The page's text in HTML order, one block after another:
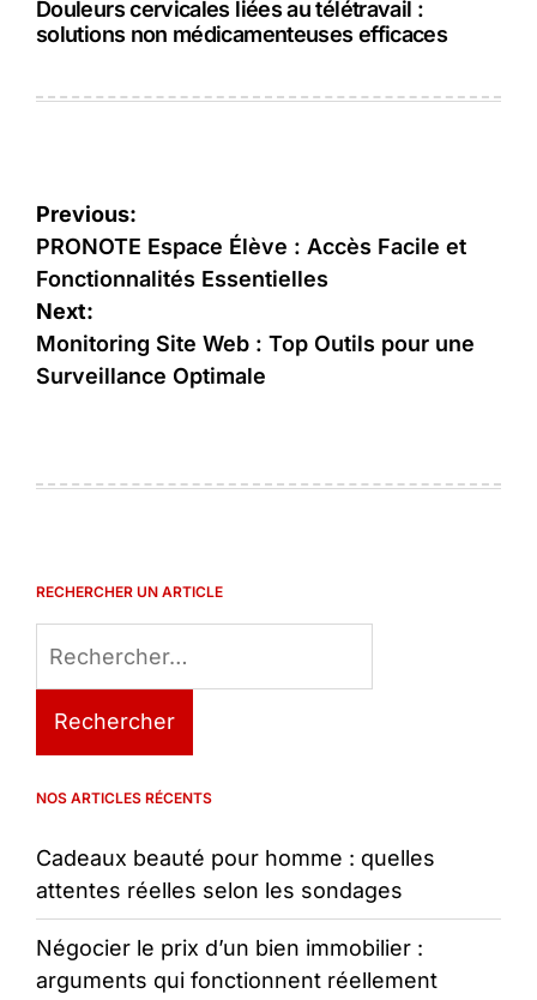
Douleurs cervicales liées au télétravail :
solutions non médicamenteuses efficaces
Navigation
de
l’article
Previous:
PRONOTE Espace Élève : Accès Facile et
Fonctionnalités Essentielles
Next:
Monitoring Site Web : Top Outils pour une
Surveillance Optimale
RECHERCHER UN ARTICLE
NOS ARTICLES RÉCENTS
Cadeaux beauté pour homme : quelles
attentes réelles selon les sondages
Négocier le prix d’un bien immobilier :
arguments qui fonctionnent réellement